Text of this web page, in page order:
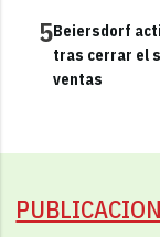
5Beiersdorf
tras cerrar el
ventas